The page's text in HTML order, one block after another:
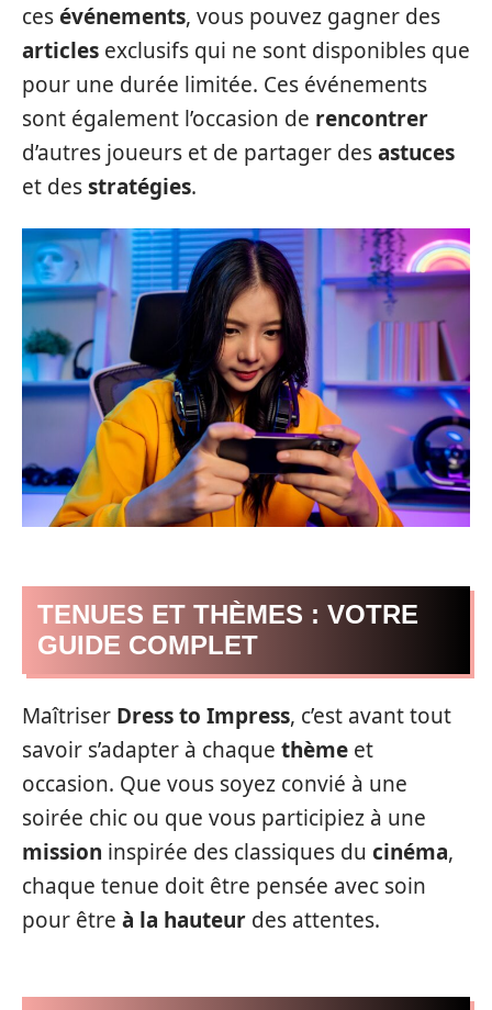
cesévénements, vous pouvez gagner des
articles exclusifs qui ne sont disponibles que
pour une durée limitée. Ces événements
sont également l’occasion de rencontrer
d’autres joueurs et de partager desastuces
et desstratégies.
TENUES ET THÈMES : VOTRE
GUIDE COMPLET
Maîtriser Dress to Impress, c’est avant tout
savoir s’adapter à chaque thème et
occasion. Que vous soyez convié à une
soirée chic ou que vous participiez à une
mission inspirée des classiques du cinéma,
chaque tenue doit être pensée avec soin
pour être à la hauteur des attentes.